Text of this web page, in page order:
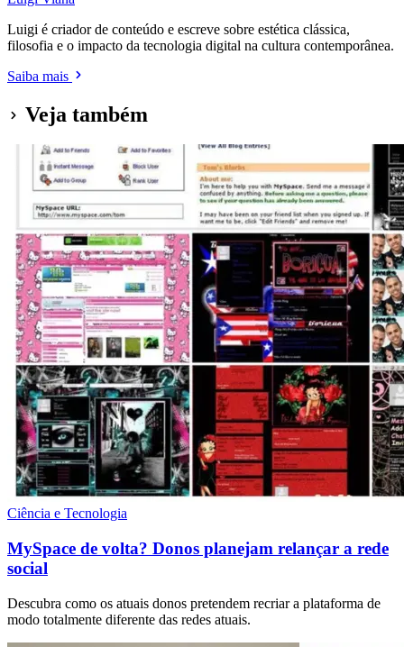
Luigi é criador de conteúdo e escreve sobre estética clássica,
filosofia e o impacto da tecnologia digital na cultura contemporânea.
Saiba mais
Veja também
Ciência e Tecnologia
MySpace de volta? Donos planejam relançar a rede
social
Descubra como os atuais donos pretendem recriar a plataforma de
modo totalmente diferente das redes atuais.